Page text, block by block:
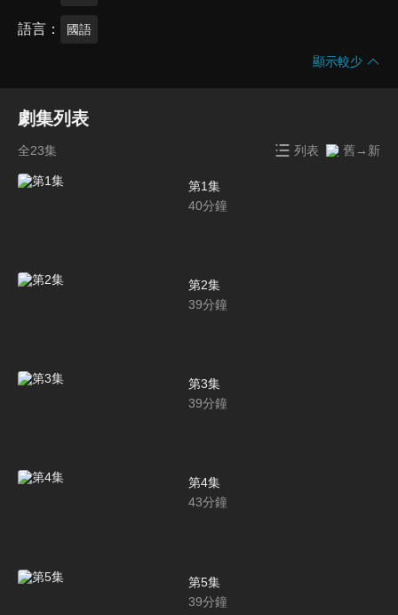
語言 國語
顯示較少
劇集列表
全23集 列表 舊→新
第1集
40分鐘
第2集
39分鐘
第3集
39分鐘
第4集
43分鐘
第5集
39分鐘